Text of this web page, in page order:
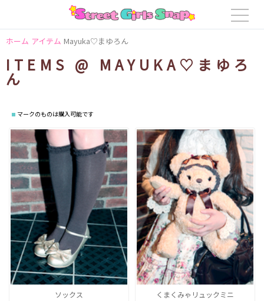
ホーム アイテム Mayuka♡まゆろん
ITEMS @ MAYUKA♡まゆろ
ん
マークのものは購入可能です
ソックス くまくみゃリュックミニ